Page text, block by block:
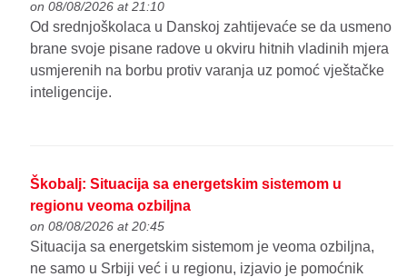
on 08/08/2026 at 21:10
Od srednjoškolaca u Danskoj zahtijevaće se da usmeno
brane svoje pisane radove u okviru hitnih vladinih mjera
usmjerenih na borbu protiv varanja uz pomoć vještačke
inteligencije.
Škobalj: Situacija sa energetskim sistemom u
regionu veoma ozbiljna
on 08/08/2026 at 20:45
Situacija sa energetskim sistemom je veoma ozbiljna,
ne samo u Srbiji već i u regionu, izjavio je pomoćnik